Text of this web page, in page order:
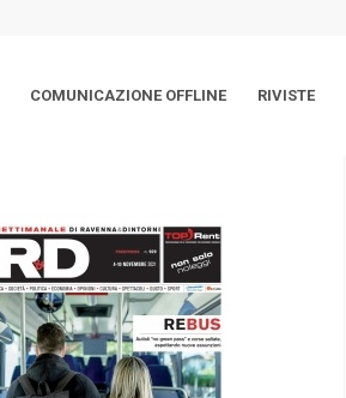
COMUNICAZIONE OFFLINE RIVISTE